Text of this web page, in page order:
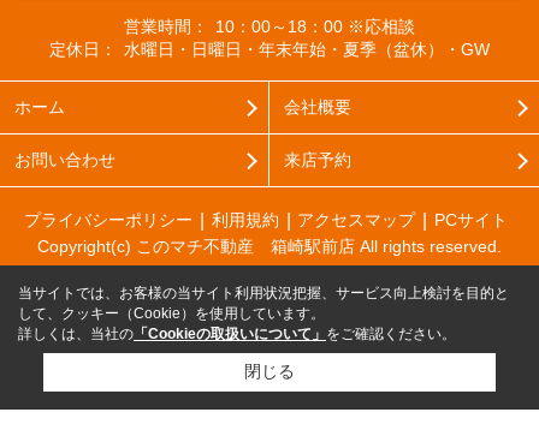
営業時間：
10：00～18：00 ※応相談
定休日：
水曜日・日曜日・年末年始・夏季（盆休）・GW
ホーム 会社概要
お問い合わせ 来店予約
プライバシーポリシー 利用規約 アクセスマップ
PCサイト
Copyright(c) このマチ不動産 箱崎駅前店 All rights reserved.
当サイトでは、お客様の当サイト利用状況把握、サービス向上検討を目的と
して、クッキー（Cookie）を使用しています。
詳しくは、当社の 「Cookieの取扱いについて」 をご確認ください。
閉じる